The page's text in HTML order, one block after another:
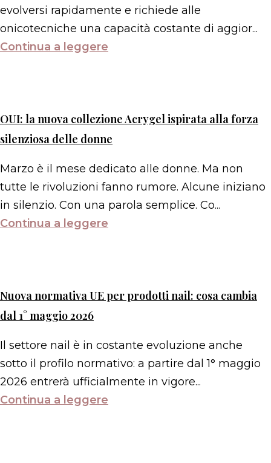
evolversi rapidamente e richiede alle
onicotecniche una capacità costante di aggior...
Continua a leggere
OUI: la nuova collezione Acrygel ispirata alla forza
silenziosa delle donne
Marzo è il mese dedicato alle donne. Ma non
tutte le rivoluzioni fanno rumore. Alcune iniziano
in silenzio. Con una parola semplice. Co...
Continua a leggere
Nuova normativa UE per prodotti nail: cosa cambia
dal 1° maggio 2026
Il settore nail è in costante evoluzione anche
sotto il profilo normativo: a partire dal 1° maggio
2026 entrerà ufficialmente in vigore...
Continua a leggere